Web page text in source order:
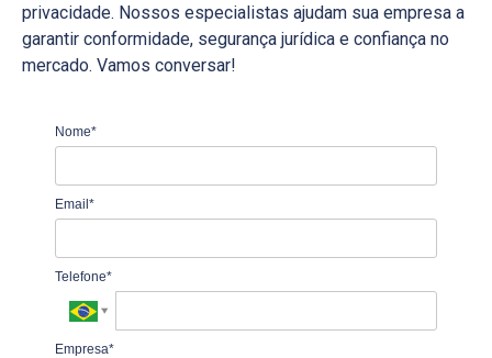
privacidade. Nossos especialistas ajudam sua empresa a
garantir conformidade, segurança jurídica e confiança no
mercado. Vamos conversar!
Nome*
Email*
Telefone*
Empresa*